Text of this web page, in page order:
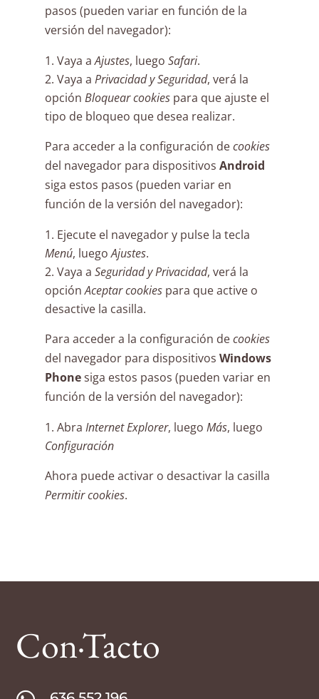
pasos (pueden variar en función de la
versión del navegador):
Vaya aAjustes, luego Safari.
Vaya a Privacidad y Seguridad, verá la
opción Bloquear cookiespara que ajuste el
tipo de bloqueo que desea realizar.
Para acceder a la configuración decookies
del navegador para dispositivos Android
siga estos pasos (pueden variar en
función de la versión del navegador):
Ejecute el navegador y pulse la tecla
Menú, luegoAjustes.
Vaya a Seguridad y Privacidad, verá la
opciónAceptar cookiespara que active o
desactive la casilla.
Para acceder a la configuración decookies
del navegador para dispositivos Windows
Phonesiga estos pasos (pueden variar en
función de la versión del navegador):
Abra Internet Explorer, luego Más, luego
Configuración
Ahora puede activar o desactivar la casilla
Permitir cookies.
Con·Tacto